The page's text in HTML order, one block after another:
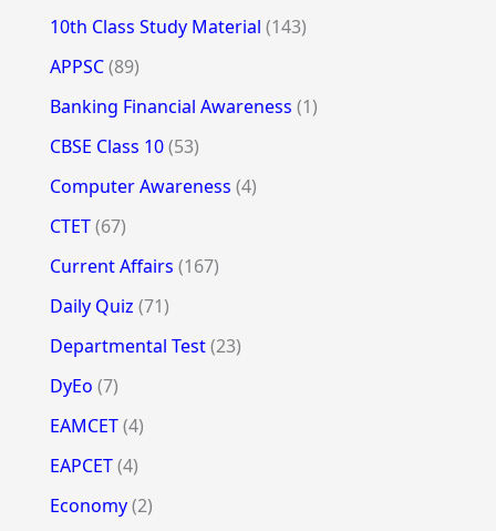
10th Class Study Material (143)
APPSC(89)
Banking Financial Awareness (1)
CBSE Class 10(53)
Computer Awareness (4)
CTET(67)
Current Affairs (167)
Daily Quiz (71)
Departmental Test(23)
DyEo (7)
EAMCET(4)
EAPCET(4)
Economy(2)